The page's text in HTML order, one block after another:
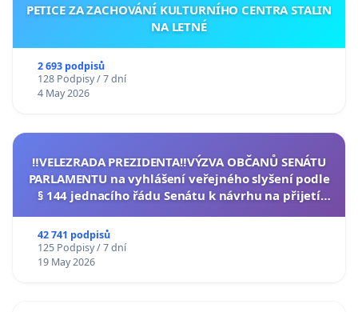
PETICE ZA ZACHOVÁNÍ KULTURNÍHO CENTRA STALIN
NA LETNÉ
2 693 podpisů
128 Podpisy / 7 dní
4 May 2026
‼️VELEZRADA PREZIDENTA‼️VÝZVA OBČANŮ SENÁTU
PARLAMENTU na vyhlášení veřejného slyšení podle
§ 144 jednacího řádu Senátu k návrhu na přijetí
42 741 podpisů
125 Podpisy / 7 dní
19 May 2026